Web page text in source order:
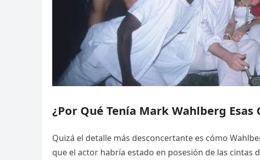
¿Por Qué Tenía Mark Wahlberg Esas
Quizá el detalle más desconcertante es cómo
que el actor habría estado en posesión de las cintas